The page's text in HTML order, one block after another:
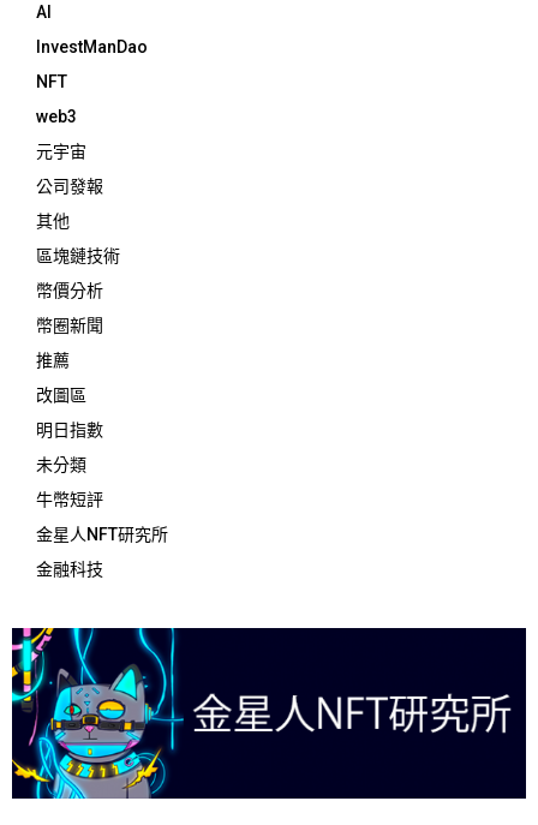
AI
InvestManDao
NFT
web3
元宇宙
公司發報
其他
區塊鏈技術
幣價分析
幣圈新聞
推薦
改圖區
明日指數
未分類
牛幣短評
金星人NFT研究所
金融科技